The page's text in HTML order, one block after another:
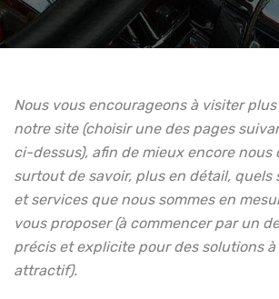
Nous vous encourageons à visiter
notre site (choisir une des pages
ci-dessus), afin de mieux encore nous
surtout de savoir, plus en détail, quels
et services que nous sommes en
vous proposer (à commencer par un
précis et explicite pour des solutions
attractif).